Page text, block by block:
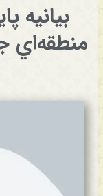
بيانيه
منطقه‌اي